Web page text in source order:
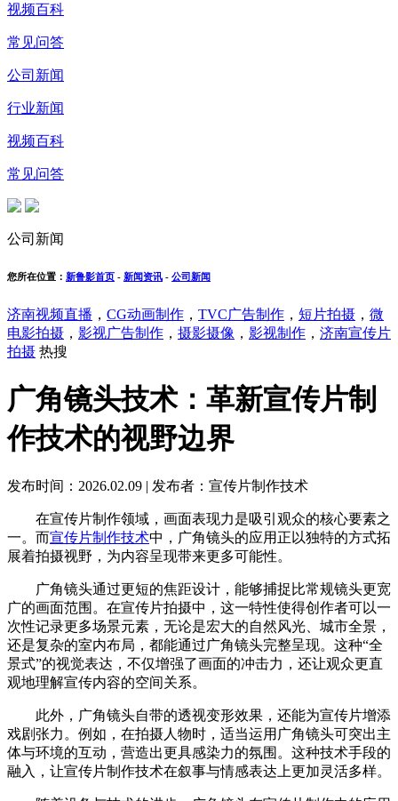
视频百科
常见问答
公司新闻
行业新闻
视频百科
常见问答
公司新闻
您所在位置： 新鲁影首页 - 新闻资讯 - 公司新闻
济南视频直播 ， CG动画制作 ， TVC广告制作 ， 短片拍摄 ， 微
电影拍摄 ， 影视广告制作 ， 摄影摄像 ， 影视制作 ， 济南宣传片
拍摄 热搜
广角镜头技术：革新宣传片制
作技术的视野边界
发布时间：2026.02.09 | 发布者：宣传片制作技术
在宣传片制作领域，画面表现力是吸引观众的核心要素之
一。而宣传片制作技术中，广角镜头的应用正以独特的方式拓
展着拍摄视野，为内容呈现带来更多可能性。
广角镜头通过更短的焦距设计，能够捕捉比常规镜头更宽
广的画面范围。在宣传片拍摄中，这一特性使得创作者可以一
次性记录更多场景元素，无论是宏大的自然风光、城市全景，
还是复杂的室内布局，都能通过广角镜头完整呈现。这种“全
景式”的视觉表达，不仅增强了画面的冲击力，还让观众更直
观地理解宣传内容的空间关系。
此外，广角镜头自带的透视变形效果，还能为宣传片增添
戏剧张力。例如，在拍摄人物时，适当运用广角镜头可突出主
体与环境的互动，营造出更具感染力的氛围。这种技术手段的
融入，让宣传片制作技术在叙事与情感表达上更加灵活多样。